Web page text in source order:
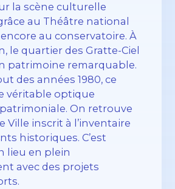
la scène culturelle
au Théâtre national
au conservatoire. À
le quartier des Gratte-Ciel
patrimoine remarquable.
des années 1980, ce
véritable optique
On retrouve
Ville inscrit à l’inventaire
historiques. C’est
lieu en plein
avec des projets